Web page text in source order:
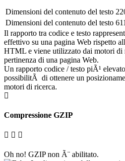
Dimensioni del contenuto del testo
Dimensioni del contenuto del testo
Il rapporto tra codice e testo
effettivo su una pagina Web rispetto
HTML e viene utilizzato dai motori di
pertinenza di una pagina Web.
Un rapporto codice / testo piÃ¹
possibilitÃ di ottenere un
motori di ricerca.
Compressione GZIP
Oh no! GZIP non Ã¨ abilitato.